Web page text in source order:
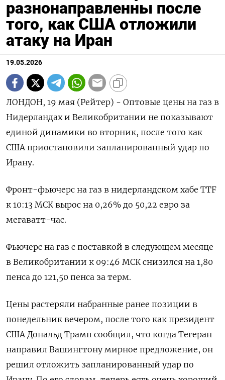
разнонаправленны после
того, как США отложили
атаку на Иран
19.05.2026
ЛОНДОН, 19 мая (Рейтер) - Оптовые цены на газ в
Нидерландах и Великобритании не показывают
единой динамики во вторник, после того как
США приостановили ‌запланированный удар по
Ирану.
Фронт-фьючерс на газ в нидерландском хабе TTF
к 10:13 МСК вырос на 0,26% до 50,22 евро за
мегаватт-час.
Фьючерс на ​газ с поставкой ​в следующем ​месяце
в Великобритании к ⁠09:46 МСК снизился на 1,80
пенса ‌до 121,50 пенса за терм.
Цены ‌растеряли набранные ранее позиции в
понедельник вечером, после того как президент
США ​Дональд Трамп сообщил, что когда Тегеран
направил Вашингтону ‌мирное предложение, он
решил отложить запланированный удар по